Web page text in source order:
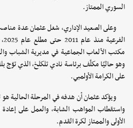
السوري الممتاز.
وعلى الصعيد الإداري، شغل عثمان عدة
مكتب الألعاب الجماعية في مديرية الشباب
وهو حاليًا مكلّف برئاسة نادي تلكلخ، الذي توّج
على الكرامة الأولمبي.
ويؤكد عثمان أن هدفه في المرحلة الحالية
واستقطاب المواهب الشابة، والعمل على
الأولى والممتاز لكرة القدم.